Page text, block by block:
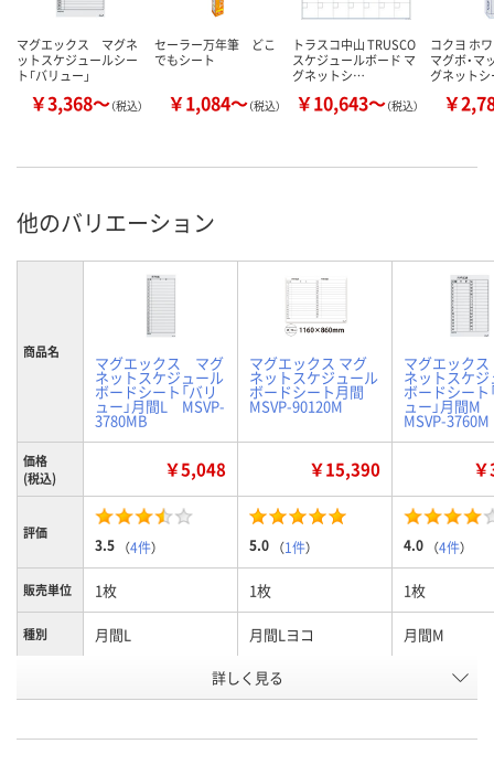
マグエックス マグネ
ットスケジュールシー
ト「バリュー」
￥3,368～（税込）
セーラー万年筆 どこ
でもシート
￥1,084～（税込）
トラスコ中山 TRUSCO
スケジュールボード マ
グネットシ…
￥10,643～（税込）
コクヨ ホ
マグボ・マ
グネット
￥
他のバリエーション
商品名
マグエックス マグ
ネットスケジュール
ボードシート「バリ
ュー」月間L MSVP-
3780MB
マグエックス マグ
ネットスケジュール
ボードシート月間
MSVP-90120M
マグエック
ネットスケ
ボードシート
ュー」月間M
MSVP-3760M
価格
(税込)
￥5,048 ￥15,390
評価
3.5 （4件） 5.0 （1件） 4.0 （4件）
販売単位 1枚 1枚 1枚
種別 月間L 月間Lヨコ 月間M
J444230 8506859
詳しく見る